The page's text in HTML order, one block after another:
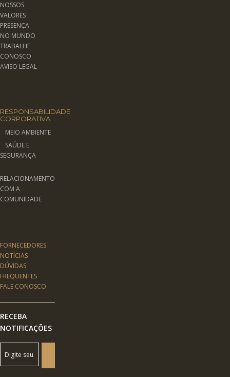
NOSSOS
VALORES
PRESENÇA
NO MUNDO
TRABALHE
CONOSCO
AVISO LEGAL
RESPONSABILIDADE
CORPORATIVA
MEIO AMBIENTE
SAÚDE E
SEGURANÇA
RELACIONAMENTO
COM A
COMUNIDADE
FORNECEDORES
NOTÍCIAS
DÚVIDAS
FREQUENTES
FALE CONOSCO
RECEBA
NOTIFICAÇÕES